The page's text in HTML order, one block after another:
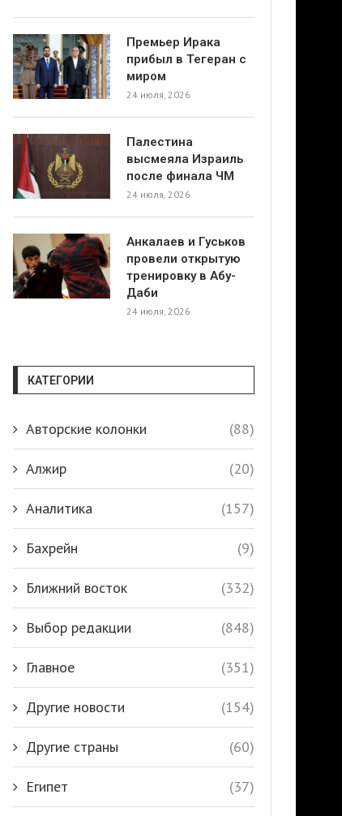
Премьер Ирака
прибыл в Тегеран с
миром
24 июля, 2026
Палестина
высмеяла Израиль
после финала ЧМ
24 июля, 2026
Анкалаев и Гуськов
провели открытую
тренировку в Абу-
Даби
24 июля, 2026
КАТЕГОРИИ
Авторские колонки (88)
Алжир (20)
Аналитика (157)
Бахрейн (9)
Ближний восток (332)
Выбор редакции (848)
Главное (351)
Другие новости (154)
Другие страны (60)
Египет (37)